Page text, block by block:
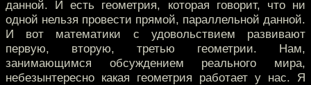
данной. И есть геометрия, которая говорит, что ни
одной нельзя провести прямой, параллельной данной.
И вот математики с удовольствием развивают
первую, вторую, третью геометрии. Нам,
занимающимся обсуждением реального мира,
небезынтересно какая геометрия работает у нас. Я